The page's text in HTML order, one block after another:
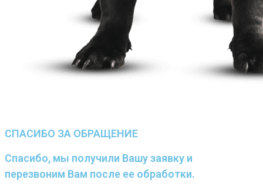
СПАСИБО ЗА ОБРАЩЕНИЕ
Спасибо, мы получили Вашу заявку и
перезвоним Вам после ее обработки.